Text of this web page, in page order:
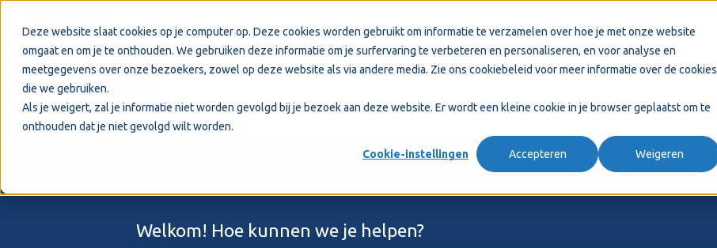
Deze website slaat cookies op je computer op. Deze cookies worden gebruikt om informatie te verzamelen over hoe je met onze website
omgaat en om je te onthouden. We gebruiken deze informatie om je surfervaring te verbeteren en personaliseren, en voor analyse en
meetgegevens over onze bezoekers, zowel op deze website als via andere media. Zie ons cookiebeleid voor meer informatie over de cookies
die we gebruiken.
Als je weigert, zal je informatie niet worden gevolgd bij je bezoek aan deze website. Er wordt een kleine cookie in je browser geplaatst om te
onthouden dat je niet gevolgd wilt worden.
Cookie-instellingen Accepteren Weigeren
Welkom! Hoe kunnen we je helpen?